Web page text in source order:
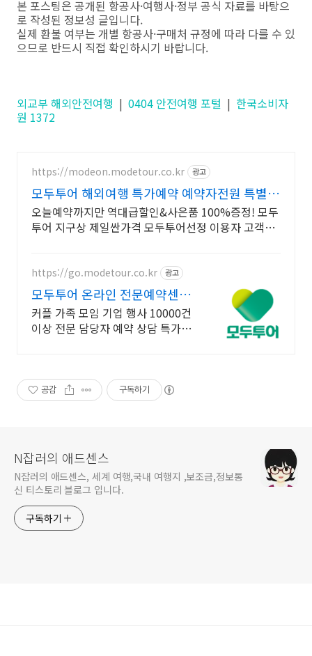
본 포스팅은 공개된 항공사·여행사·정부 공식 자료를 바탕으
로 작성된 정보성 글입니다.
실제 환불 여부는 개별 항공사·구매처 규정에 따라 다를 수 있
으므로 반드시 직접 확인하시기 바랍니다.
외교부 해외안전여행 | 0404 안전여행 포털 | 한국소비자
원 1372
https://modeon.modetour.co.kr 광고
모두투어 해외여행 특가예약 예약자전원 특별한
혜택 제공
오늘예약까지만 역대급할인&사은품 100%증정! 모두
투어 지구상 제일싼가격 모두투어선정 이용자 고객만
https://go.modetour.co.kr 광고
모두투어 온라인 전문예약센터
카카오팔로워 1만명 예약꿀팁
커플 가족 모임 기업 행사 10000건
이상 전문 담당자 예약 상담 특가맞
공감 구독하기
N잡러의 애드센스
N잡러의 애드센스, 세계 여행,국내 여행지 ,보조금,정보통
신 티스토리 블로그 입니다.
구독하기